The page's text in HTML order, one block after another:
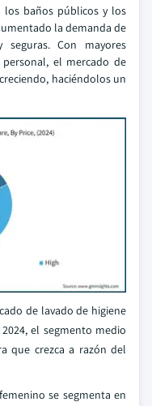
los baños públicos y los
la demanda de
Con mayores
el mercado de
haciéndolos un
de lavado de higiene
el segmento medio
que crezca a razón del
se segmenta en